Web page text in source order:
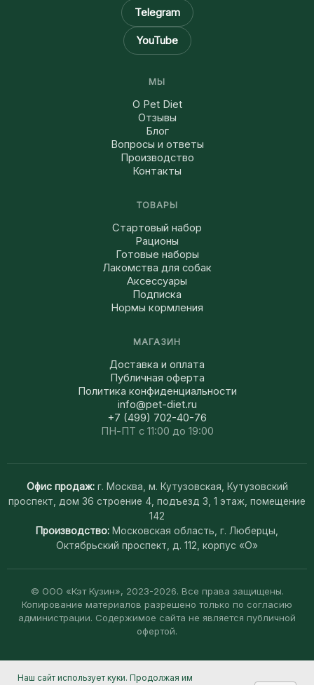
Telegram
YouTube
МЫ
О Pet Diet
Отзывы
Блог
Вопросы и ответы
Производство
Контакты
ТОВАРЫ
Стартовый набор
Рационы
Готовые наборы
Лакомства для собак
Аксессуары
Подписка
Нормы кормления
МАГАЗИН
Доставка и оплата
Публичная оферта
Политика конфиденциальности
info@pet-diet.ru
+7 (499) 702-40-76
ПН-ПТ с 11:00 до 19:00
Офис продаж: г. Москва, м. Кутузовская, Кутузовский
проспект, дом 36 строение 4, подъезд 3, 1 этаж, помещение
142
Производство: Московская область, г. Люберцы,
Октябрьский проспект, д. 112, корпус «О»
© ООО «Кэт Кузин», 2023-2026. Все права защищены.
Копирование материалов разрешено только по согласию
администрации. Содержимое сайта не является публичной
офертой.
Наш сайт использует куки. Продолжая им